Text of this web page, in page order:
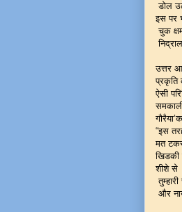
डोल
इस पर
चुक
उत्तर
प्रकृति
ऐसी
“इस
मत
शीशे से
और